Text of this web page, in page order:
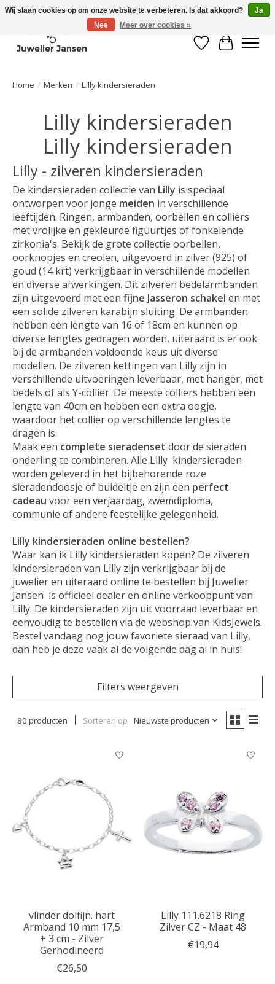
Verlanglijst
Home / Merken / Lilly kindersieraden
Lilly kindersieraden
Lilly kindersieraden
Lilly - zilveren kindersieraden
De kindersieraden collectie van Lilly is speciaal
ontworpen voor jonge meiden in verschillende
leeftijden. Ringen, armbanden, oorbellen en colliers
met vrolijke en gekleurde figuurtjes of fonkelende
zirkonia's. Bekijk de grote collectie oorbellen,
oorknopjes en creolen, uitgevoerd in zilver (925) of
goud (14 krt) verkrijgbaar in verschillende modellen
en diverse afwerkingen. Dit zilveren bedelarmbanden
zijn uitgevoerd met een fijne Jasseron schakel en met
een solide zilveren karabijn sluiting. De armbanden
hebben een lengte van 16 of 18cm en kunnen op
diverse lengtes gedragen worden, uiteraard is er ook
bij de armbanden voldoende keus uit diverse
modellen. De zilveren kettingen van Lilly zijn in
verschillende uitvoeringen leverbaar, met hanger, met
bedels of als Y-collier. De meeste colliers hebben een
lengte van 40cm en hebben een extra oogje,
waardoor het collier op verschillende lengtes te
dragen is.
Maak een complete sieradenset door de sieraden
onderling te combineren. Alle Lilly kindersieraden
worden geleverd in het bijbehorende roze
sieradendoosje of buideltje en zijn een perfect
cadeau voor een verjaardag, zwemdiploma,
communie of andere feestelijke gelegenheid.
Lilly kindersieraden online bestellen?
Waar kan ik Lilly kindersieraden kopen? De zilveren
kindersieraden van Lilly zijn verkrijgbaar bij de
juwelier en uiteraard online te bestellen bij Juwelier
Jansen is officieel dealer en online verkooppunt van
Lilly. De kindersieraden zijn uit voorraad leverbaar en
eenvoudig te bestellen via de webshop van KidsJewels.
Bestel vandaag nog jouw favoriete sieraad van Lilly,
dan heb je deze vaak al de volgende dag al in huis!
Filters weergeven
80 producten Sorteren op Nieuwste producten
vlinder dolfijn. hart
Armband 10 mm 17,5
+ 3 cm - Zilver
Gerhodineerd
€26,50
Lilly 111.6218 Ring
Zilver CZ - Maat 48
€19,94
Wij slaan cookies op om onze website te verbeteren. Is dat akkoord?
Ja
Nee
Meer over cookies »